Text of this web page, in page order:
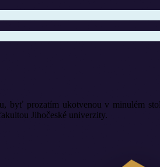
byť prozatím ukotvenou v minulém
Jihočeské univerzity.